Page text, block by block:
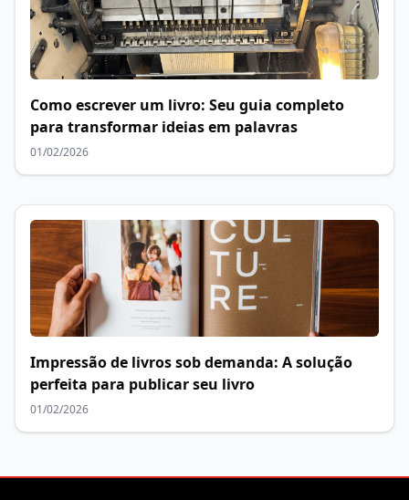
Como escrever um livro: Seu guia completo
para transformar ideias em palavras
01/02/2026
Impressão de livros sob demanda: A solução
perfeita para publicar seu livro
01/02/2026